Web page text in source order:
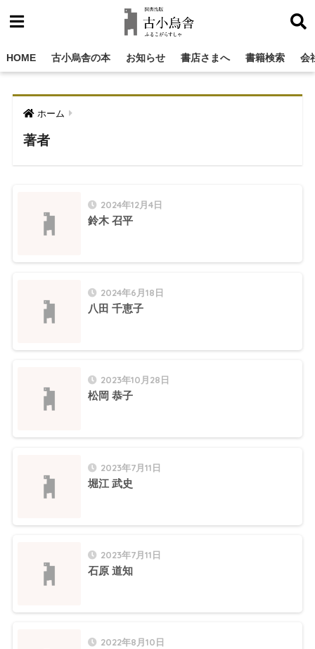
HOME 古小烏舎の本 お知らせ 書店さまへ 書籍検索 会
ホーム
著者
2024年12月4日
鈴木 召平
2024年6月18日
八田 千恵子
2023年10月28日
松岡 恭子
2023年7月11日
堀江 武史
2023年7月11日
石原 道知
2022年8月10日